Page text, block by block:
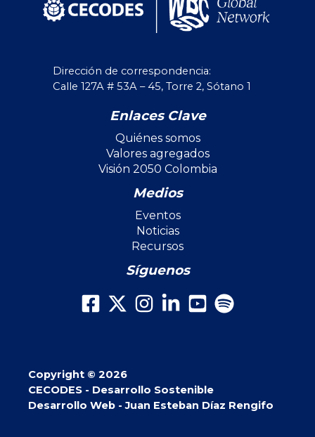
Dirección de correspondencia:
Calle 127A # 53A – 45, Torre 2, Sótano 1
Enlaces Clave
Quiénes somos
Valores agregados
Visión 2050 Colombia
Medios
Eventos
Noticias
Recursos
Síguenos
Copyright © 2026
CECODES - Desarrollo Sostenible
Desarrollo Web - Juan Esteban Díaz Rengifo